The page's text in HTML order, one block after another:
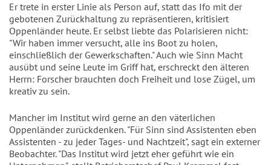
Er trete in erster Linie als Person auf, statt das Ifo mit der
gebotenen Zurückhaltung zu repräsentieren, kritisiert
Oppenländer heute. Er selbst liebte das Polarisieren nicht:
"Wir haben immer versucht, alle ins Boot zu holen,
einschließlich der Gewerkschaften." Auch wie Sinn Macht
ausübt und seine Leute im Griff hat, erschreckt den älteren
Herrn: Forscher brauchten doch Freiheit und lose Zügel, um
kreativ zu sein.
Mancher im Institut wird gerne an den väterlichen
Oppenländer zurückdenken. "Für Sinn sind Assistenten eben
Assistenten - zu jeder Tages- und Nachtzeit", sagt ein externer
Beobachter. "Das Institut wird jetzt eher geführt wie ein